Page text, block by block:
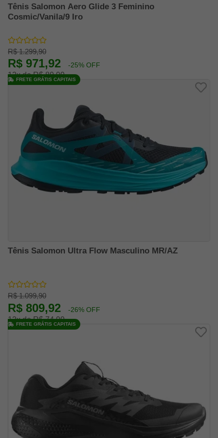
Tênis Salomon Aero Glide 3 Feminino
Cosmic/Vanila/9 Iro
R$ 1.299,90
R$ 971,92 -25% OFF
12x de R$ 89,99
Tênis Salomon Ultra Flow Masculino MR/AZ
R$ 1.099,90
R$ 809,92 -26% OFF
12x de R$ 74,99
FRETE GRÁTIS CAPITAIS
FRETE GRÁTIS CAPITAIS